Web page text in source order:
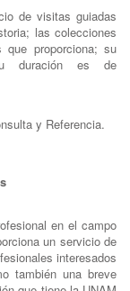
de visitas guiadas
las colecciones
proporciona; su
duración es de
y Referencia.
en el campo
un servicio de
interesados
también una breve